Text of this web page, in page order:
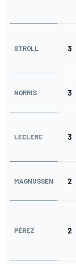
STROLL 3
NORRIS 3
LECLERC 3
MAGNUSSEN 2
PÉREZ 2